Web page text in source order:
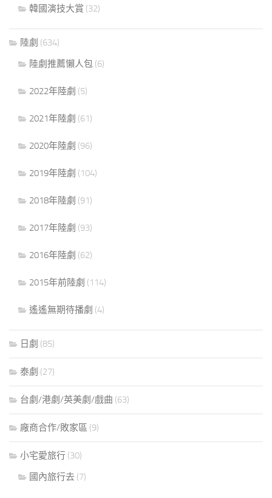
韓國演技大賞 (32)
陸劇 (634)
陸劇推薦懶人包 (6)
2022年陸劇 (5)
2021年陸劇 (61)
2020年陸劇 (96)
2019年陸劇 (104)
2018年陸劇 (91)
2017年陸劇 (93)
2016年陸劇 (62)
2015年前陸劇 (114)
遙遙無期待播劇 (4)
日劇 (85)
泰劇 (27)
台劇/港劇/英美劇/戲曲 (63)
廠商合作/敗家區 (9)
小宅愛旅行 (30)
國內旅行去 (7)